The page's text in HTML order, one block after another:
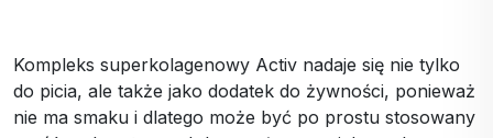
Kompleks superkolagenowy Activ nadaje się nie tylko
do picia, ale także jako dodatek do żywności, ponieważ
nie ma smaku i dlatego może być po prostu stosowany